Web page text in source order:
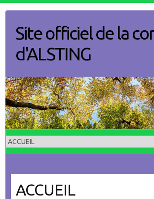
contentSite officiel de la
d'ALSTING
ACCUEIL